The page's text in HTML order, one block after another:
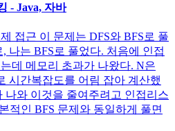
- Java, 자바
접근 이 문제는 DFS와 BFS로 풀
나는 BFS로 풀었다. 처음에 인접
데 메모리 초과가 나왔다. N은
시간복잡도를 어림 잡아 계산했
나와 이것을 줄여주려고 인접리스
적인 BFS 문제와 동일하게 풀면